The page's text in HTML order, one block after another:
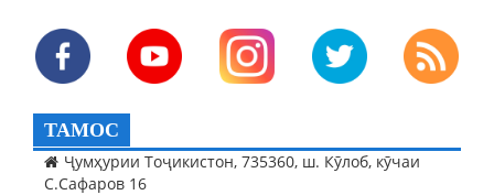
ТАМОС
Ҷумҳурии Тоҷикистон, 735360, ш. Кӯлоб, кӯчаи
С.Сафаров 16